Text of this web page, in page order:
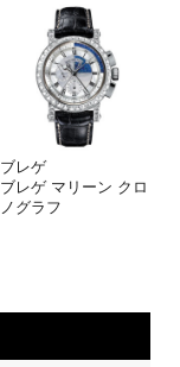
ブレゲ
ブレゲ マリーン クロ
ノグラフ